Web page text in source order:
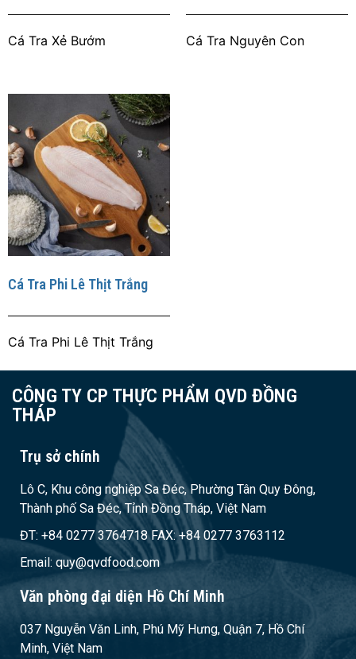
Cá Tra Xẻ Bướm Cá Tra Nguyên Con
Cá Tra Phi Lê Thịt Trắng
Cá Tra Phi Lê Thịt Trắng
CÔNG TY CP THỰC PHẨM QVD ĐỒNG
THÁP
Trụ sở chính
Lô C, Khu công nghiệp Sa Đéc, Phường Tân Quy Đông,
Thành phố Sa Đéc, Tỉnh Đồng Tháp, Việt Nam
ĐT: +84 0277 3764718 FAX: +84 0277 3763112
Email: quy@qvdfood.com
Văn phòng đại diện Hồ Chí Minh
037 Nguyễn Văn Linh, Phú Mỹ Hưng, Quận 7, Hồ Chí
Minh, Việt Nam